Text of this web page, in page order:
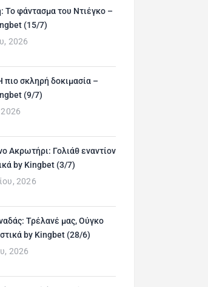
Το φάντασμα του Ντιέγκο –
(15/7)
2026
σκληρή δοκιμασία –
(9/7)
Ακρωτήρι: Γολιάθ εναντίον
by Kingbet (3/7)
2026
Τρέλανέ μας, Ούγκο
by Kingbet (28/6)
2026